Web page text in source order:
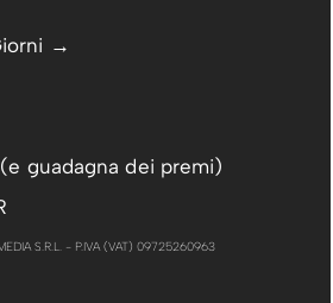
→
guadagna dei premi)
S.R.L. - P.IVA (VAT) 09725260963